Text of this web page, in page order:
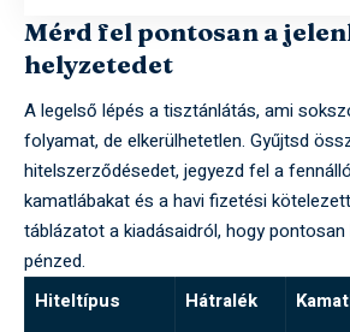
Mérd fel pontosan a
helyzetedet
A legelső lépés a tisztánlátás, ami
folyamat, de elkerülhetetlen. Gyűjtsd
hitelszerződésedet, jegyezd fel a
kamatlábakat és a havi fizetési
táblázatot a kiadásaidról, hogy
pénzed.
Hiteltípus
Hátralék